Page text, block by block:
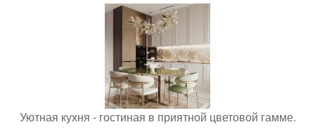
Уютная кухня - гостиная в приятной цветовой гамме.